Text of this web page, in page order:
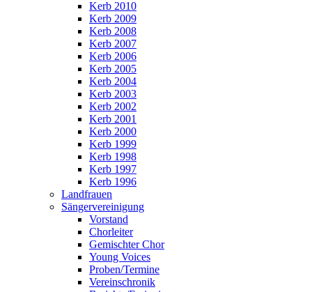
Kerb 2010
Kerb 2009
Kerb 2008
Kerb 2007
Kerb 2006
Kerb 2005
Kerb 2004
Kerb 2003
Kerb 2002
Kerb 2001
Kerb 2000
Kerb 1999
Kerb 1998
Kerb 1997
Kerb 1996
Landfrauen
Sängervereinigung
Vorstand
Chorleiter
Gemischter Chor
Young Voices
Proben/Termine
Vereinschronik